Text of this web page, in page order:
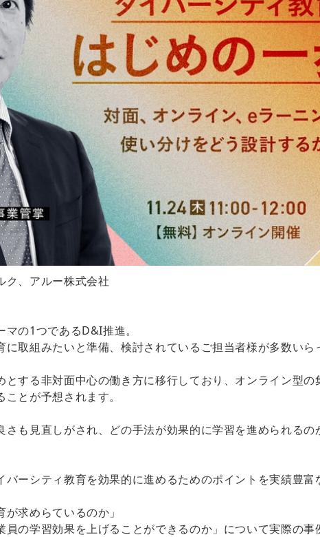
ク、アルー株式会社
の1つであるD&I推進。
取組みたいと準備、検討されているご担当者様が多数いら
とする非対面中心の働き方に移行しており、オンライン型
とが予想されます。
さも見直しがされ、どの手法が効果的に学習を進められる
ーシティ教育を効果的に進めるためのポイントを実績豊富
が求めらているのか」
員の学習効果を上げることができるのか」について実際の事